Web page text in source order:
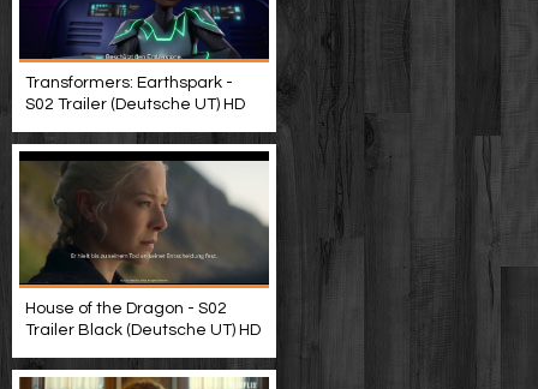
Transformers: Earthspark -
S02 Trailer (Deutsche UT) HD
House of the Dragon - S02
Trailer Black (Deutsche UT) HD